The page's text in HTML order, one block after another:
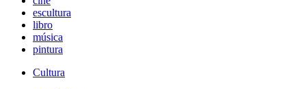
escultura
libro
música
pintura
Cultura